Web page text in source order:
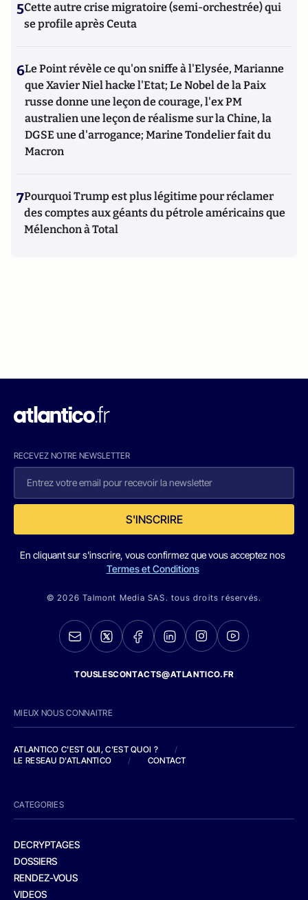
5Cette autre crise migratoire (semi-orchestrée) qui
se profile après Ceuta
6Le Point révèle ce qu'on sniffe à l'Elysée, Marianne
que Xavier Niel hacke l'Etat; Le Nobel de la Paix
russe donne une leçon de courage, l'ex PM
australien une leçon de réalisme sur la Chine, la
DGSE une d'arrogance; Marine Tondelier fait du
Macron
7Pourquoi Trump est plus légitime pour réclamer
des comptes aux géants du pétrole américains que
Mélenchon à Total
RECEVEZ NOTRE NEWSLETTER
S'INSCRIRE
En cliquant sur s'inscrire, vous confirmez que vous acceptez nos
Termes et Conditions
© 2026 Talmont Media SAS. tous droits réservés.
TOUSLESCONTACTS@ATLANTICO.FR
MIEUX NOUS CONNAITRE
ATLANTICO C'EST QUI, C'EST QUOI ?
/
LE RESEAU D'ATLANTICO
/ CONTACT
CATEGORIES
DECRYPTAGES
DOSSIERS
RENDEZ-VOUS
VIDEOS